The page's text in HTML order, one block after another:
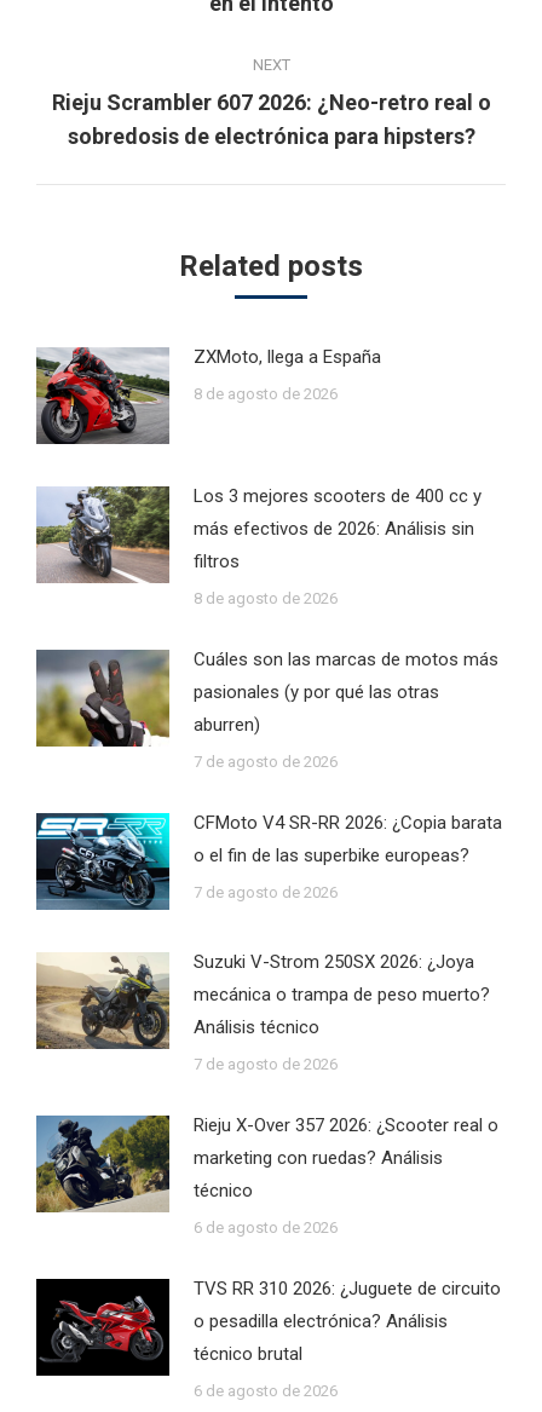
NEXT
Next
post:
Rieju Scrambler 607 2026: ¿Neo-retro real o
sobredosis de electrónica para hipsters?
Related posts
ZXMoto, llega a España
8 de agosto de 2026
Los 3 mejores scooters de 400 cc y
más efectivos de 2026: Análisis sin
filtros
8 de agosto de 2026
Cuáles son las marcas de motos más
pasionales (y por qué las otras
aburren)
7 de agosto de 2026
CFMoto V4 SR-RR 2026: ¿Copia barata
o el fin de las superbike europeas?
7 de agosto de 2026
Suzuki V-Strom 250SX 2026: ¿Joya
mecánica o trampa de peso muerto?
Análisis técnico
7 de agosto de 2026
Rieju X-Over 357 2026: ¿Scooter real o
marketing con ruedas? Análisis
técnico
6 de agosto de 2026
TVS RR 310 2026: ¿Juguete de circuito
o pesadilla electrónica? Análisis
técnico brutal
6 de agosto de 2026